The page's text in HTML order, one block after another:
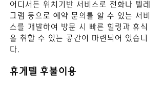
어디서든 위치기반 서비스로 전화나 텔레
그램 등으로 예약 문의를 할 수 있는 서비
스를 개발하여 방문 시 빠른 힐링과 휴식
을 취할 수 있는 공간이 마련되어 있습니
다.
휴게텔 후불이용